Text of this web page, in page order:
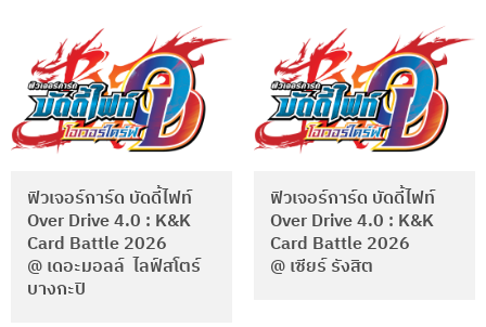
ฟิวเจอร์การ์ด บัดดี้ไฟท์
Over Drive 4.0 : K&K
Card Battle 2026
@ เดอะมอลล์ ไลฟ์สโตร์
บางกะปิ
ฟิวเจอร์การ์ด บัดดี้ไฟท์
Over Drive 4.0 : K&K
Card Battle 2026
@ เซียร์ รังสิต